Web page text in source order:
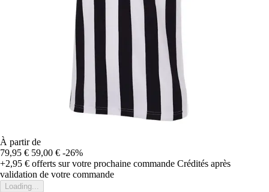
À partir de
79,95 € 59,00 € -26%
+2,95 € offerts sur votre prochaine commande Crédités après
validation de votre commande
Loading...